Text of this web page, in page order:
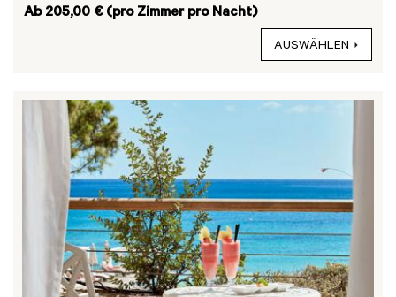
Ab 205,00 € (pro Zimmer pro Nacht)
AUSWÄHLEN